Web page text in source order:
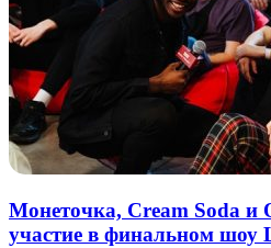
Монеточка, Cream Soda
участие в финальном шоу